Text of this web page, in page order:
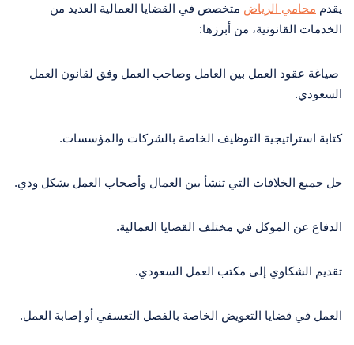
يقدم محامي الرياض متخصص في القضايا العمالية العديد من
الخدمات القانونية، من أبرزها:
صياغة عقود العمل بين العامل وصاحب العمل وفق لقانون العمل
السعودي.
كتابة استراتيجية التوظيف الخاصة بالشركات والمؤسسات.
حل جميع الخلافات التي تنشأ بين العمال وأصحاب العمل بشكل ودي.
الدفاع عن الموكل في مختلف القضايا العمالية.
تقديم الشكاوي إلى مكتب العمل السعودي.
العمل في قضايا التعويض الخاصة بالفصل التعسفي أو إصابة العمل.